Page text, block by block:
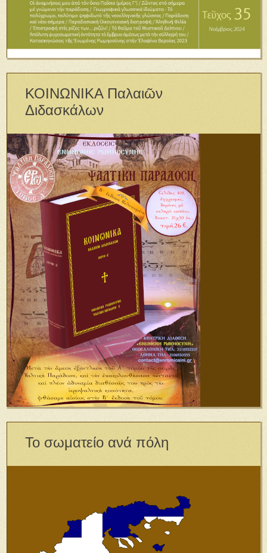
ΚΟΙΝΩΝΙΚΑ Παλαιῶν
Διδασκάλων
Το σωματείο ανά πόλη